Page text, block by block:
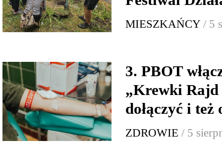
MIESZKAŃCY / 5
3. PBOT
„Krewki Rajd
dołączyć i też
ZDROWIE / 5